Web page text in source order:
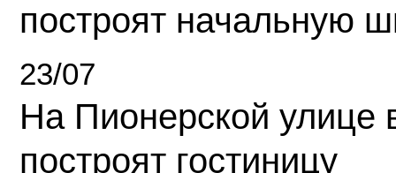
построят начальную
23/07
На Пионерской улице
построят гостиницу